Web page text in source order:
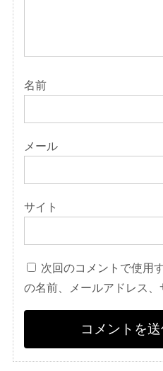
名前
メール
サイト
次回のコメントで使用
の名前、メールアドレス、